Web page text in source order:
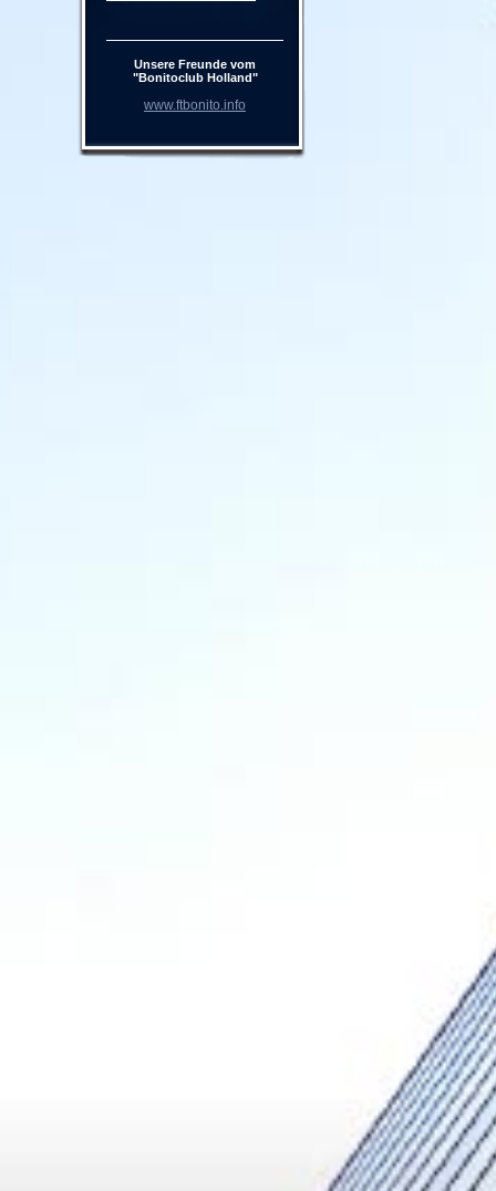
Unsere Freunde vom
"Bonitoclub Holland"
www.ftbonito.info